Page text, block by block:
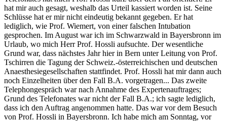
hat mir auch gesagt, weshalb das Urteil kassiert worden ist. Seine
Schlüsse hat er mir nicht eindeutig bekannt gegeben. Er hat
lediglich, wie Prof. Wiemert, von einer falschen Intubation
gesprochen. Im August war ich im Schwarzwald in Bayersbronn im
Urlaub, wo mich Herr Prof. Hossli aufsuchte. Der wesentliche
Grund war, dass nächstes Jahr hier in Bern unter Leitung von Prof.
Tschirren die Tagung der Schweiz.-österreichischen und deutschen
Anaesthesiegesellschaften stattfindet. Prof. Hossli hat mir dann auch
noch Einzelheiten über den Fall B.A. vorgetragen... Das zweite
Telephongespräch war nach Annahme des Expertenauftrages;
Grund des Telefonates war nicht der Fall B.A.; ich sagte lediglich,
dass ich den Auftrag angenommen hatte. Das war vor dem Besuch
von Prof. Hossli in Bayersbronn. Ich habe mich am Sonntag, vor